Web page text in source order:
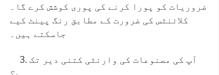
ضروریات کو پورا کرنے کی پوری کوشش کرے گا۔
کلائنٹس کی ضرورت کے مطابق رنگ پینٹ کیے
جاسکتے ہیں۔
3. آپ کی مصنوعات کی وارنٹی کتنی دیر تک